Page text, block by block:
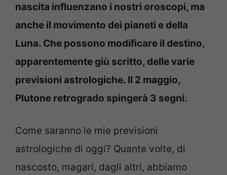
nascita influenzano i nostri oroscopi, ma
anche il movimento dei pianeti e della
Luna. Che possono modificare il destino,
apparentemente giù scritto, delle varie
previsioni astrologiche. Il 2 maggio,
Plutone retrogrado spingerà 3 segni.
Come saranno le mie previsioni
astrologiche di oggi? Quante volte, di
nascosto, magari, dagli altri, abbiamo